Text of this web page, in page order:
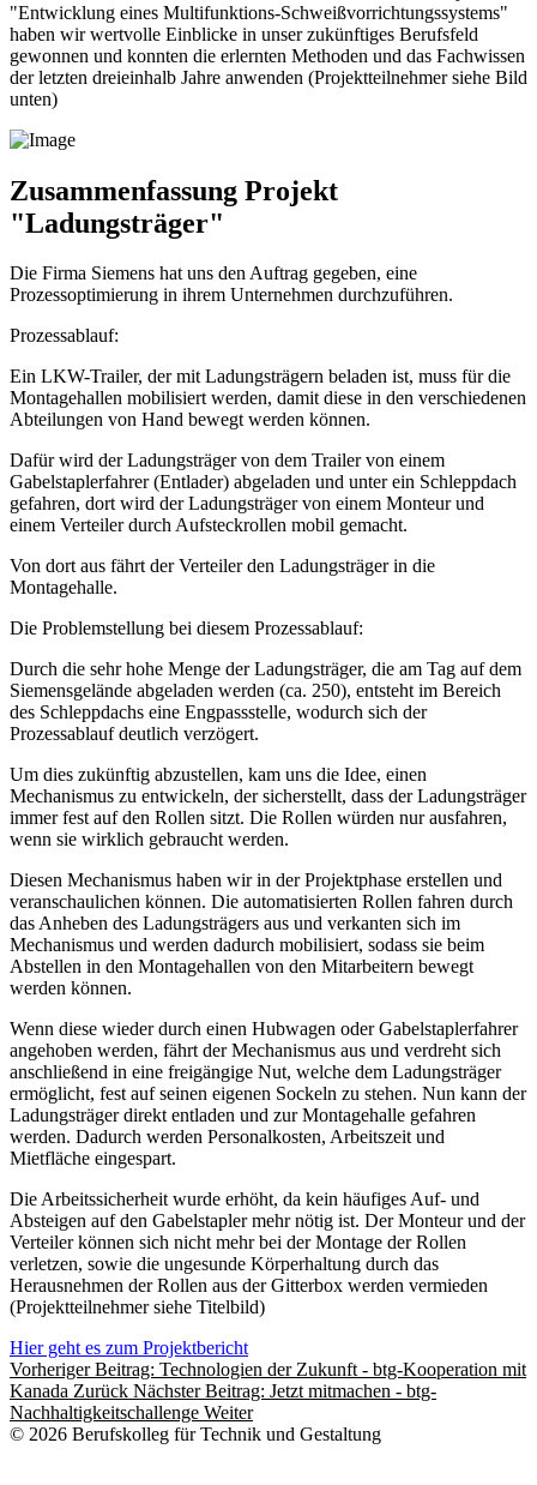
"Entwicklung eines Multifunktions-Schweißvorrichtungssystems"
haben wir wertvolle Einblicke in unser zukünftiges Berufsfeld
gewonnen und konnten die erlernten Methoden und das Fachwissen
der letzten dreieinhalb Jahre anwenden (Projektteilnehmer siehe Bild
unten)
Zusammenfassung Projekt
"Ladungsträger"
Die Firma Siemens hat uns den Auftrag gegeben, eine
Prozessoptimierung in ihrem Unternehmen durchzuführen.
Prozessablauf:
Ein LKW-Trailer, der mit Ladungsträgern beladen ist, muss für die
Montagehallen mobilisiert werden, damit diese in den verschiedenen
Abteilungen von Hand bewegt werden können.
Dafür wird der Ladungsträger von dem Trailer von einem
Gabelstaplerfahrer (Entlader) abgeladen und unter ein Schleppdach
gefahren, dort wird der Ladungsträger von einem Monteur und
einem Verteiler durch Aufsteckrollen mobil gemacht.
Von dort aus fährt der Verteiler den Ladungsträger in die
Montagehalle.
Die Problemstellung bei diesem Prozessablauf:
Durch die sehr hohe Menge der Ladungsträger, die am Tag auf dem
Siemensgelände abgeladen werden (ca. 250), entsteht im Bereich
des Schleppdachs eine Engpassstelle, wodurch sich der
Prozessablauf deutlich verzögert.
Um dies zukünftig abzustellen, kam uns die Idee, einen
Mechanismus zu entwickeln, der sicherstellt, dass der Ladungsträger
immer fest auf den Rollen sitzt. Die Rollen würden nur ausfahren,
wenn sie wirklich gebraucht werden.
Diesen Mechanismus haben wir in der Projektphase erstellen und
veranschaulichen können. Die automatisierten Rollen fahren durch
das Anheben des Ladungsträgers aus und verkanten sich im
Mechanismus und werden dadurch mobilisiert, sodass sie beim
Abstellen in den Montagehallen von den Mitarbeitern bewegt
werden können.
Wenn diese wieder durch einen Hubwagen oder Gabelstaplerfahrer
angehoben werden, fährt der Mechanismus aus und verdreht sich
anschließend in eine freigängige Nut, welche dem Ladungsträger
ermöglicht, fest auf seinen eigenen Sockeln zu stehen. Nun kann der
Ladungsträger direkt entladen und zur Montagehalle gefahren
werden. Dadurch werden Personalkosten, Arbeitszeit und
Mietfläche eingespart.
Die Arbeitssicherheit wurde erhöht, da kein häufiges Auf- und
Absteigen auf den Gabelstapler mehr nötig ist. Der Monteur und der
Verteiler können sich nicht mehr bei der Montage der Rollen
verletzen, sowie die ungesunde Körperhaltung durch das
Herausnehmen der Rollen aus der Gitterbox werden vermieden
(Projektteilnehmer siehe Titelbild)
Hier geht es zum Projektbericht
Vorheriger Beitrag: Technologien der Zukunft - btg-Kooperation mit
Kanada Zurück Nächster Beitrag: Jetzt mitmachen - btg-
Nachhaltigkeitschallenge Weiter
© 2026 Berufskolleg für Technik und Gestaltung